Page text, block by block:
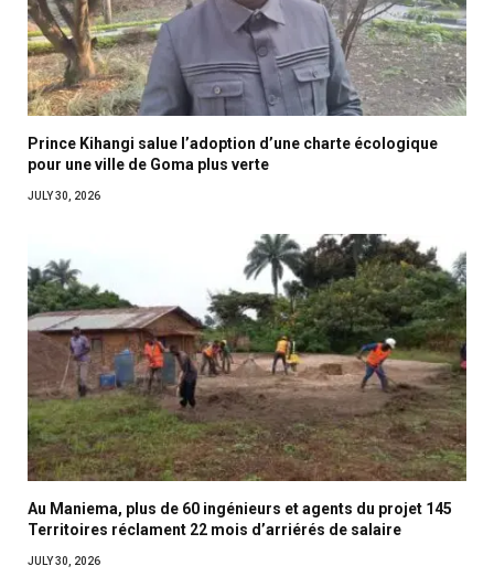
Prince Kihangi salue l’adoption d’une charte écologique
pour une ville de Goma plus verte
JULY 30, 2026
Au Maniema, plus de 60 ingénieurs et agents du projet 145
Territoires réclament 22 mois d’arriérés de salaire
JULY 30, 2026